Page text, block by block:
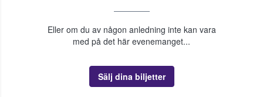
Eller om du av någon anledning inte kan vara
med på det här evenemanget...
Sälj dina biljetter